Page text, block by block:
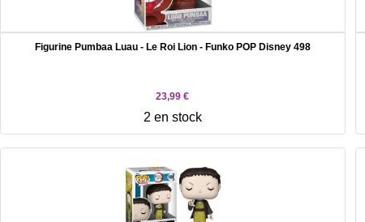
Figurine Pumbaa Luau - Le Roi Lion - Funko POP Disney 498
23,99 €
2 en stock